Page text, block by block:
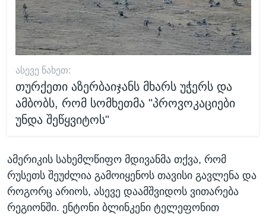
ᲐᲡᲔᲕᲔ ᲜᲐᲮᲔᲗ:
თურქეთი აზერბაიჯანს მხარს უჭერს და
ამბობს, რომ სომხეთმა "პროვოკაციები
უნდა შეწყვიტოს"
ამერიკის სახემლწიფო მდივანმა თქვა, რომ
რუსეთს შეუძლია გამოიყენოს თავისი გავლენა და
როგორც არიოს, ასევე დაამშვიდოს ვითარება
რეგიონში. ენტონი ბლინკენი ტელეფონით